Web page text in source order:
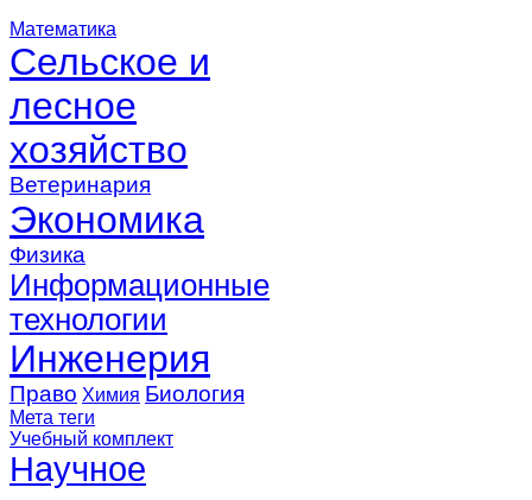
Математика
Сельское и
лесное
хозяйство
Ветеринария
Экономика
Физика
Информационные
технологии
Инженерия
Право Химия Биология
Мета теги
Учебный комплект
Научное